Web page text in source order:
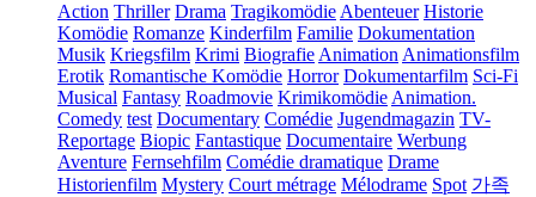
Action Thriller Drama Tragikomödie Abenteuer Historie
Komödie Romanze Kinderfilm Familie Dokumentation
Musik Kriegsfilm Krimi Biografie Animation Animationsfilm
Erotik Romantische Komödie Horror Dokumentarfilm Sci-Fi
Musical Fantasy Roadmovie Krimikomödie Animation.
Comedy test Documentary Comédie Jugendmagazin TV-
Reportage Biopic Fantastique Documentaire Werbung
Aventure Fernsehfilm Comédie dramatique Drame
Historienfilm Mystery Court métrage Mélodrame Spot 가족